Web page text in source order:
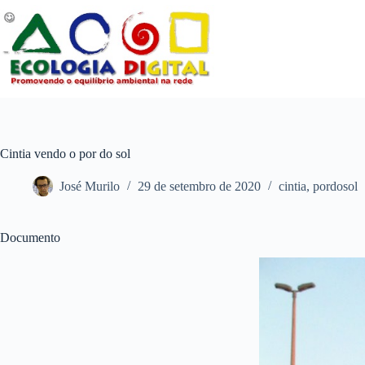
para
conteúdo
Cintia vendo o por do sol
José Murilo 29 de setembro de 2020 cintia, pordosol
Documento